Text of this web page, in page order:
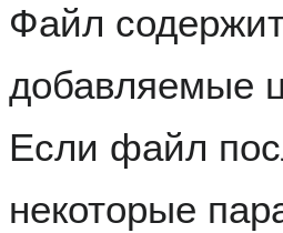
Файл
добавляемые
Если файл
некоторые